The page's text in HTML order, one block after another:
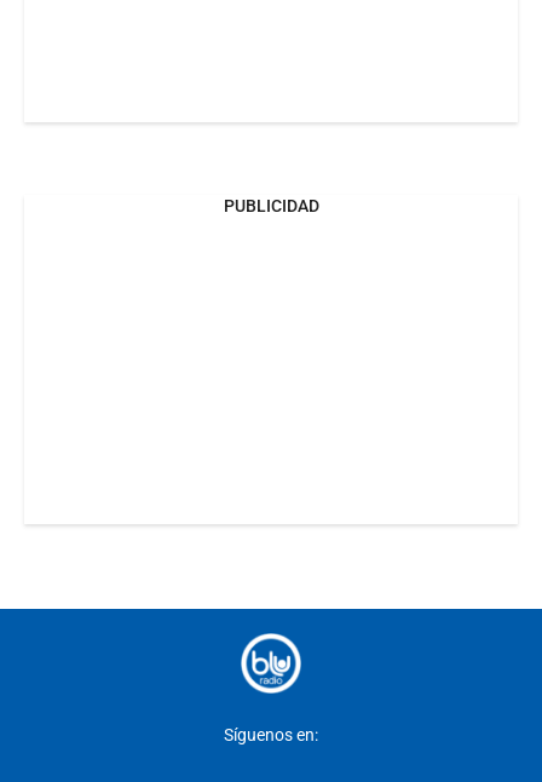
PUBLICIDAD
Síguenos en: